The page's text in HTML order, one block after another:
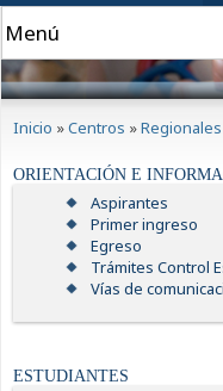
Inicio »Centros »Regionales
ORIENTACIÓN E
Aspirantes
Primer ingreso
Egreso
Trámites Control
Vías de
ESTUDIANTES